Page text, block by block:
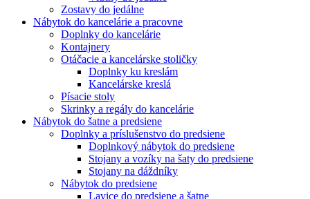
Zostavy do jedálne
Nábytok do kancelárie a pracovne
Doplnky do kancelárie
Kontajnery
Otáčacie a kancelárske stoličky
Doplnky ku kreslám
Kancelárske kreslá
Písacie stoly
Skrinky a regály do kancelárie
Nábytok do šatne a predsiene
Doplnky a príslušenstvo do predsiene
Doplnkový nábytok do predsiene
Stojany a vozíky na šaty do predsiene
Stojany na dáždníky
Nábytok do predsiene
Lavice do predsiene a šatne